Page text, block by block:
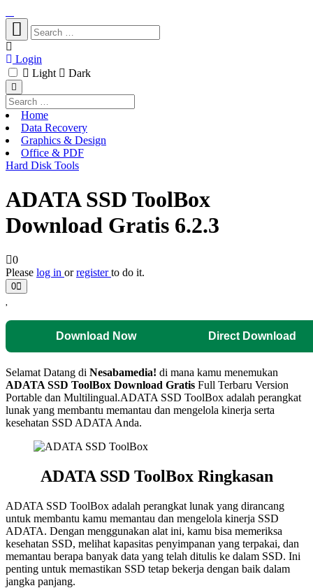
Login
Light
Dark
Home
Data Recovery
Graphics & Design
Office & PDF
Hard Disk Tools
ADATA SSD ToolBox
Download Gratis 6.2.3
0
Please log in orregisterto do it.
0
Download Now Direct Download
Selamat Datang di Nesabamedia! di mana kamu menemukan
ADATA SSD ToolBox Download Gratis Full Terbaru Version
Portable dan Multilingual.ADATA SSD ToolBox adalah perangkat
lunak yang membantu memantau dan mengelola kinerja serta
kesehatan SSD ADATA Anda.
ADATA SSD ToolBox Ringkasan
ADATA SSD ToolBox adalah perangkat lunak yang dirancang
untuk membantu kamu memantau dan mengelola kinerja SSD
ADATA. Dengan menggunakan alat ini, kamu bisa memeriksa
kesehatan SSD, melihat kapasitas penyimpanan yang terpakai, dan
memantau berapa banyak data yang telah ditulis ke dalam SSD. Ini
penting untuk memastikan SSD tetap bekerja dengan baik dalam
jangka panjang.